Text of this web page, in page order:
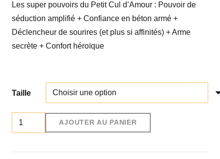
Les super pouvoirs du Petit Cul d’Amour : Pouvoir de
séduction amplifié + Confiance en béton armé +
Déclencheur de sourires (et plus si affinités) + Arme
secrète + Confort héroïque
Taille
quantité
de
AJOUTER AU PANIER